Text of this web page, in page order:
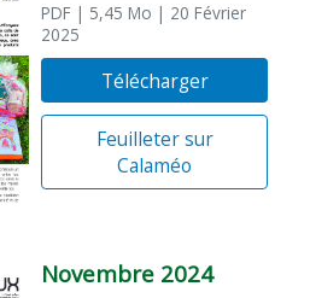
PDF | 5,45 Mo | 20 Février
2025
Télécharger
Feuilleter sur
Calaméo
Novembre 2024